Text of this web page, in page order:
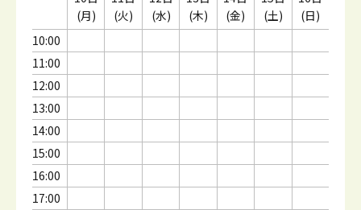
10:00
11:00
12:00
13:00
14:00
15:00
16:00
17:00
(月)
(火)
(水)
(木)
(金)
(土)
(日)